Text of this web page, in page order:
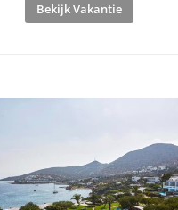
Bekijk Vakantie